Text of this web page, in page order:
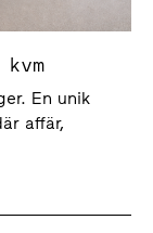
8, 3882 kvm
En unik
affär,